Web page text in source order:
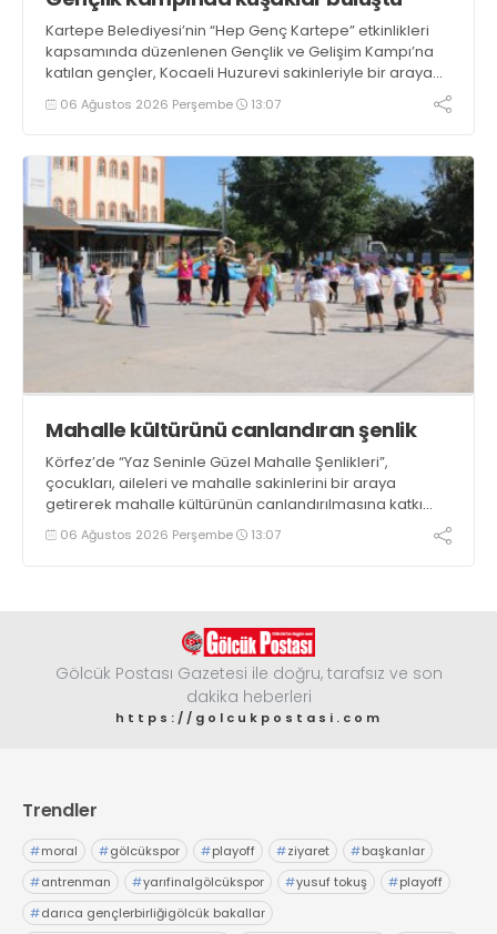
Kartepe Belediyesi’nin “Hep Genç Kartepe” etkinlikleri
kapsamında düzenlenen Gençlik ve Gelişim Kampı’na
katılan gençler, Kocaeli Huzurevi sakinleriyle bir araya
geldi06 Ağustos 2026 Perşembe 13:07
Mahalle kültürünü canlandıran şenlik
Körfez’de “Yaz Seninle Güzel Mahalle Şenlikleri”,
çocukları, aileleri ve mahalle sakinlerini bir araya
getirerek mahalle kültürünün canlandırılmasına katkı
sağlıyor
06 Ağustos 2026 Perşembe 13:07
Gölcük Postası Gazetesi ile doğru, tarafsız ve son
dakika heberleri
https://golcukpostasi.com
Trendler
#moral #gölcükspor #playoff #ziyaret #başkanlar
#antrenman #yarıfinalgölcükspor #yusuf tokuş #playoff
#darıca gençlerbirliğigölcük bakallar